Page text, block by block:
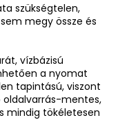
szükségtelen,
megy össze és
vízbázisú
a nyomat
tapintású, viszont
oldalvarrás-mentes,
mindig tökéletesen